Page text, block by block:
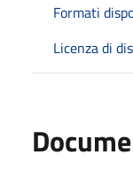
Formati
Licenza di